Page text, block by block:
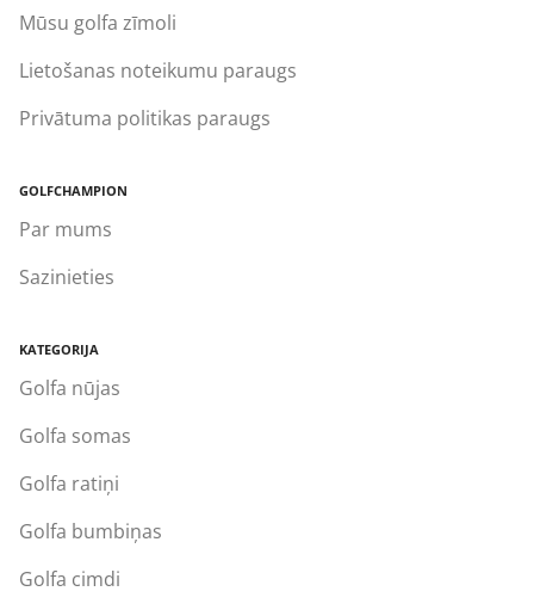
Mūsu golfa zīmoli
Lietošanas noteikumu paraugs
Privātuma politikas paraugs
GOLFCHAMPION
Par mums
Sazinieties
KATEGORIJA
Golfa nūjas
Golfa somas
Golfa ratiņi
Golfa bumbiņas
Golfa cimdi